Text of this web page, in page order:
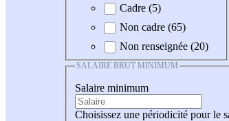
Cadre (5)
Non cadre (65)
Non renseignée (20)
SALAIRE BRUT MINIMUM
Salaire minimum
Choisissez une périodicité pour le